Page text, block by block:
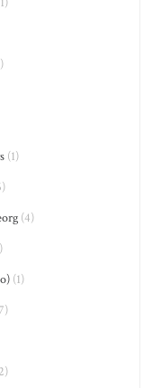
(1)
(4)
(1)